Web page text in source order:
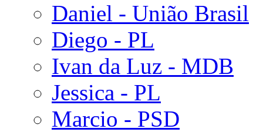
Daniel - União Brasil
Diego - PL
Ivan da Luz - MDB
Jessica - PL
Marcio - PSD